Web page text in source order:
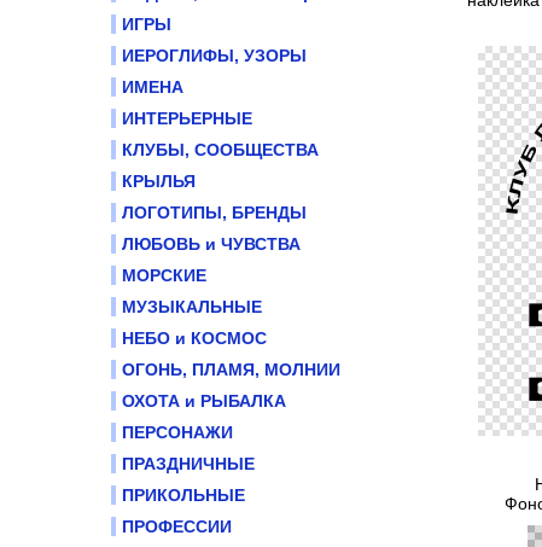
ИГРЫ
ИЕРОГЛИФЫ, УЗОРЫ
ИМЕНА
ИНТЕРЬЕРНЫЕ
КЛУБЫ, СООБЩЕСТВА
КРЫЛЬЯ
ЛОГОТИПЫ, БРЕНДЫ
ЛЮБОВЬ и ЧУВСТВА
МОРСКИЕ
МУЗЫКАЛЬНЫЕ
НЕБО и КОСМОС
ОГОНЬ, ПЛАМЯ, МОЛНИИ
ОХОТА и РЫБАЛКА
ПЕРСОНАЖИ
ПРАЗДНИЧНЫЕ
ПРИКОЛЬНЫЕ
ПРОФЕССИИ